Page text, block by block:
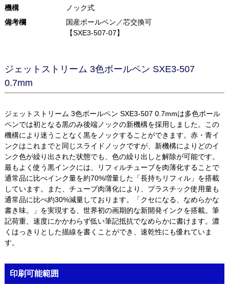
機構
ノック式
備考欄
国産ボールペン／芯交換可
【SXE3-507-07】
ジェットストリーム 3色ボールペン SXE3-507
0.7mm
ジェットストリーム 3色ボールペン SXE3-507 0.7mmは多色ボール
ペンでは初となる黒のみ後端ノックの新機構を採用しました。この
機構により迷うことなく黒をノックすることができます。赤・青イ
ンクはこれまでと同じスライドノックですが、新機構によりどのイ
ンク色が繰り出された状態でも、色の繰り出しと解除が可能です。
最もよく使う黒インクには、リフィルチューブを肉薄化することで
通常品に比べインク量を約70%増量した「長持ちリフィル」を搭載
しています。また、チューブ肉薄化により、プラスチック使用量も
通常品に比べ約30%減量しております。「クセになる、なめらかな
書き味。」を実現する、世界初の画期的な新開発インクを搭載。筆
記荷重、速度にかかわらず低い筆記抵抗でなめらかに書けます。濃
くはっきりとした描線を書くことができ、速乾性にも優れていま
す。
印刷可能範囲